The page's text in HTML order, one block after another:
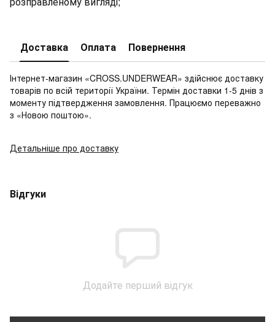
Доставка Оплата Повернення
Інтернет-магазин «CROSS.UNDERWEAR» здійснює доставку
товарів по всій території України. Термін доставки 1-5 днів з
моменту підтвердження замовлення. Працюємо переважно
з «Новою поштою».
Детальніше про доставку
Відгуки
Додайте перший відгук